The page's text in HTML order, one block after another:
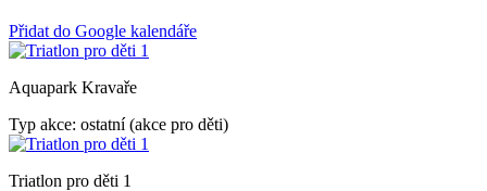
Přidat do Google kalendáře
Aquapark Kravaře
Typ akce: ostatní (akce pro děti)
Triatlon pro děti 1